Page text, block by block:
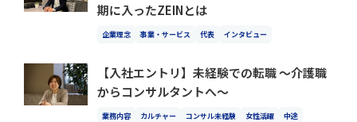
期に入ったZEINとは
企業理念 事業・サービス 代表 インタビュー
【入社エントリ】未経験での転職 〜介護職
からコンサルタントへ〜
業務内容 カルチャー コンサル未経験 女性活躍
中途